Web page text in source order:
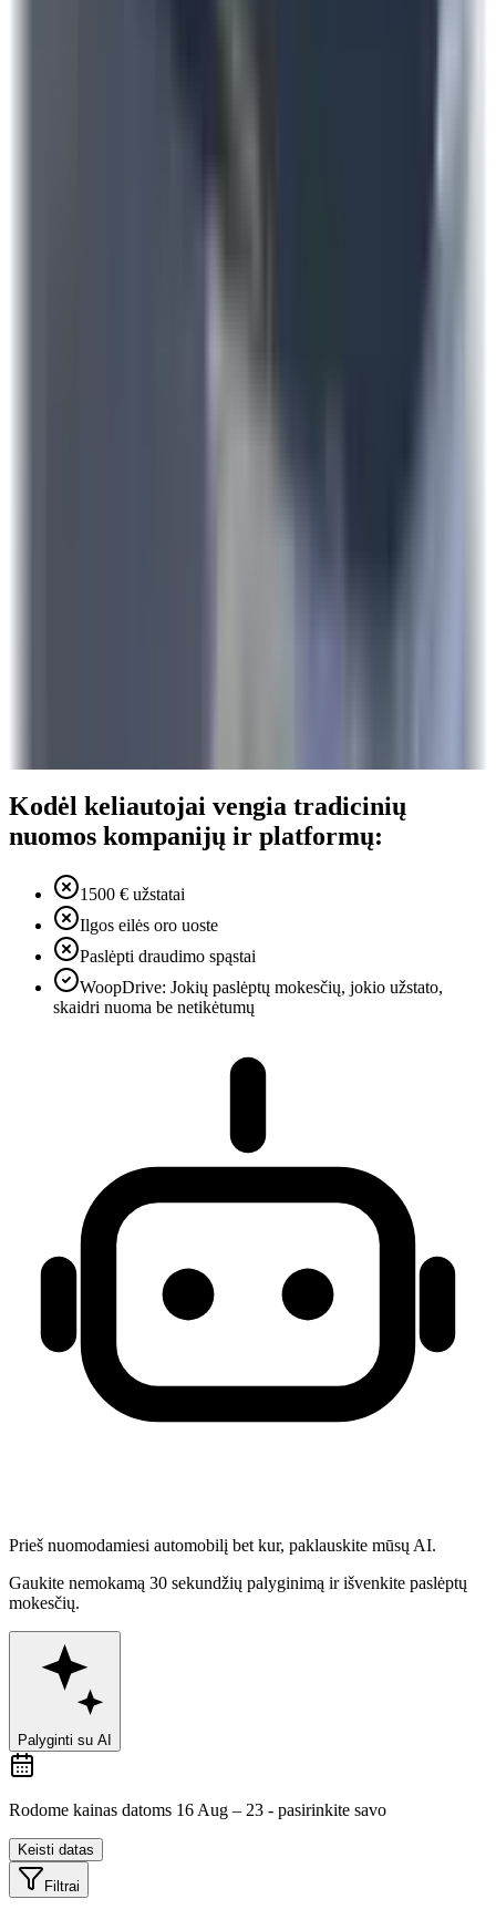
Kodėl keliautojai vengia tradicinių
nuomos kompanijų ir platformų:
1500 € užstatai
Ilgos eilės oro uoste
Paslėpti draudimo spąstai
WoopDrive: Jokių paslėptų mokesčių, jokio užstato,
skaidri nuoma be netikėtumų
Prieš nuomodamiesi automobilį bet kur, paklauskite mūsų AI.
Gaukite nemokamą 30 sekundžių palyginimą ir išvenkite paslėptų
mokesčių.
Palyginti su AI
Rodome kainas datoms 16 Aug – 23 - pasirinkite savo
Keisti datas
Filtrai